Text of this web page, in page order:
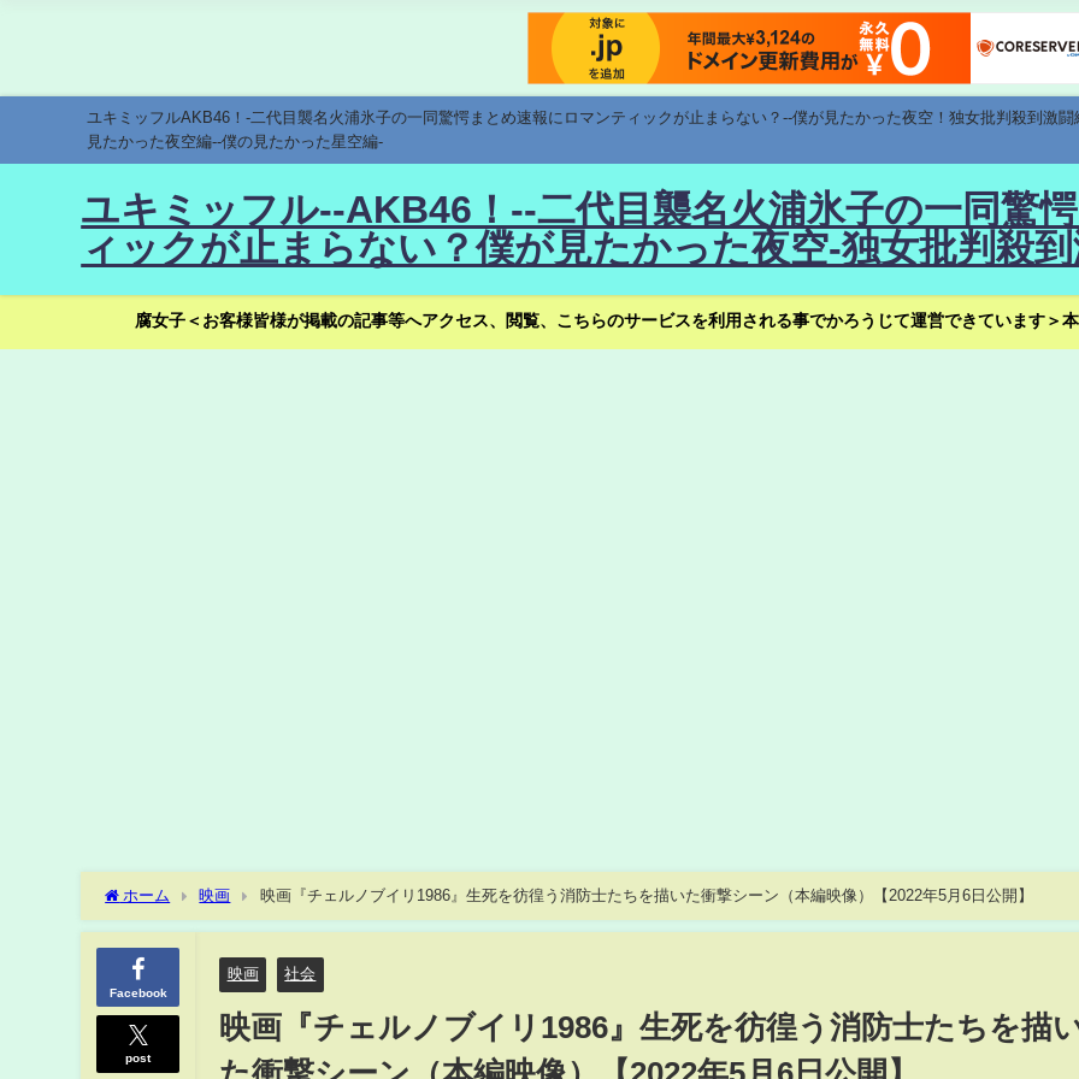
ユキミッフルAKB46！-二代目襲名火浦氷子の一同驚愕まとめ速報にロマンティックが止まらない？--僕が見たかった夜空！独女批判殺到激
見たかった夜空編--僕の見たかった星空編-
ユキミッフル--AKB46！--二代目襲名火浦氷子の一同驚
ィックが止まらない？僕が見たかった夜空-独女批判殺
腐女子＜お客様皆様が掲載の記事等へアクセス、閲覧、こちらのサービスを利用される事でかろうじて運営できています＞
ホーム 映画 映画『チェルノブイリ1986』生死を彷徨う消防士たちを描いた衝撃シーン（本編映像）【2022年5月6日公開】
Facebook
post
映画 社会
映画『チェルノブイリ1986』生死を彷徨う消防士たちを描